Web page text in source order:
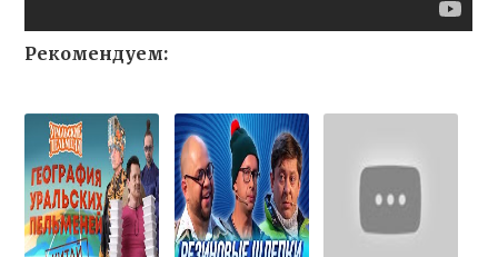
Рекомендуем: